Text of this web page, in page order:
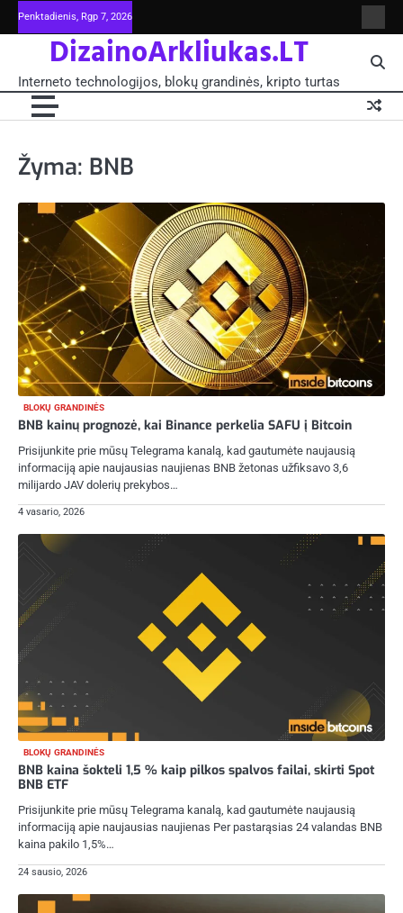
Skip
to
Penktadienis, Rgp 7, 2026
ir
blokų
DizainoArkliukas.LT
Interneto technologijos, blokų grandinės, kripto turtas
Žyma: BNB
BLOKŲ GRANDINĖS
BNB kainų prognozė, kai Binance perkelia SAFU į Bitcoin
Prisijunkite prie mūsų Telegrama kanalą, kad gautumėte naujausią
informaciją apie naujausias naujienas BNB žetonas užfiksavo 3,6
milijardo JAV dolerių prekybos…
4 vasario, 2026
BLOKŲ GRANDINĖS
BNB kaina šokteli 1,5 % kaip pilkos spalvos failai, skirti Spot
BNB ETF
Prisijunkite prie mūsų Telegrama kanalą, kad gautumėte naujausią
informaciją apie naujausias naujienas Per pastarąsias 24 valandas BNB
kaina pakilo 1,5%…
24 sausio, 2026